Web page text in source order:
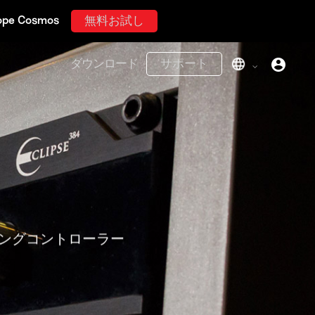
無料お試し
ダウンロード サポート
グコントローラー